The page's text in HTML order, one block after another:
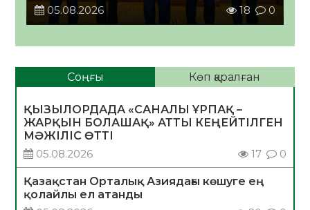
05.08.2026
18 0
Соңғы Көп қаралған
ҚЫЗЫЛОРДАДА «САНАЛЫ ҰРПАҚ –
ЖАРҚЫН БОЛАШАҚ» АТТЫ КЕҢЕЙТІЛГЕН
МӘЖІЛІС ӨТТІ
05.08.2026
17 0
Қазақстан Орталық Азиядағы көшуге ең
қолайлы ел атанды